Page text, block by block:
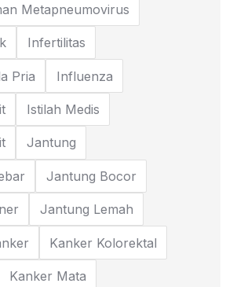
Metapneumovirus
Infertilitas
Pria Influenza
Istilah Medis
Jantung
Jantung Bocor
Jantung Lemah
Kanker Kolorektal
Kanker Mata